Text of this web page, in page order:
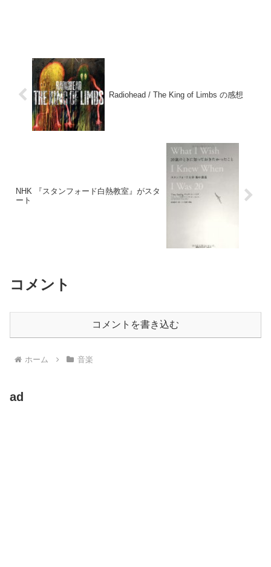
Radiohead / The King of Limbs の感想
NHK 『スタンフォード白熱教室』がスタ
ート
コメント
コメントを書き込む
ホーム 音楽
ad